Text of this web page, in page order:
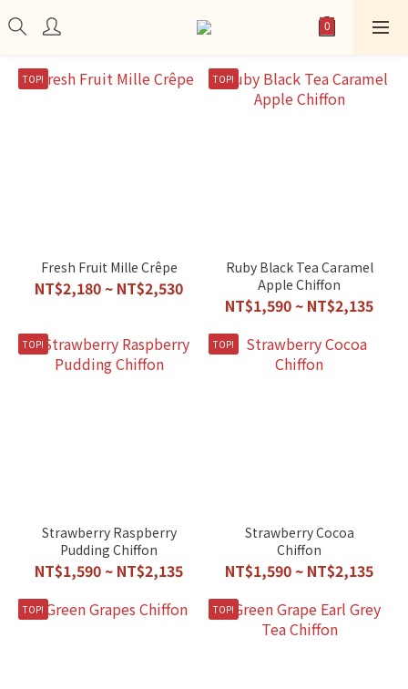
TOP!
Fresh Fruit Mille Crêpe
NT$2,180 ~ NT$2,530
TOP!
Ruby Black Tea Caramel
Apple Chiffon
NT$1,590 ~ NT$2,135
TOP!
Strawberry Raspberry
Pudding Chiffon
NT$1,590 ~ NT$2,135
TOP!
Strawberry Cocoa
Chiffon
NT$1,590 ~ NT$2,135
TOP! TOP!